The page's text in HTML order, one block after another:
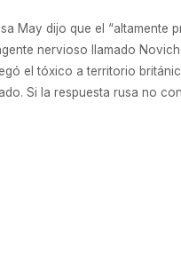
May dijo que el
nervioso llamado
el tóxico a territorio
Si la respuesta rusa no